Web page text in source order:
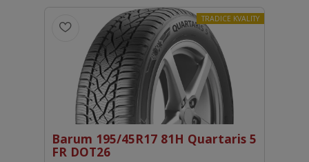
TRADICE KVALITY
Barum 195/45R17 81H Quartaris 5
FR DOT26